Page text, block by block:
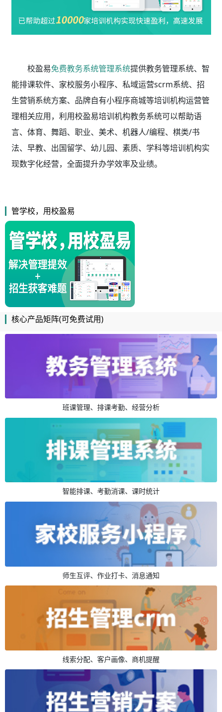
校盈易免费教务系统管理系统提供教务管理系统、智
能排课软件、家校服务小程序、私域运营scrm系统、招
生营销系统方案、品牌自有小程序商城等培训机构运营管
理相关应用，利用校盈易培训机构教务系统可以帮助语
言、体育、舞蹈、职业、美术、机器人/编程、棋类/书
法、早教、出国留学、幼儿园、素质、学科等培训机构实
现数字化经营，全面提升办学效率及业绩。
管学校，用校盈易
核心产品矩阵(可免费试用)
班课管理、排课考勤、经营分析
智能排课、考勤消课、课时统计
师生互评、作业打卡、消息通知
线索分配、客户画像、商机提醒